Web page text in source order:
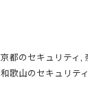
京都のセキュリティ
和歌山のセキュリティ